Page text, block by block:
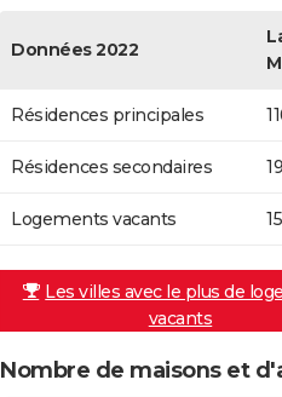
Données 2022
Résidences principales
Résidences secondaires 19
Logements vacants 15
Les villes avec le plus de
vacants
Nombre de maisons et